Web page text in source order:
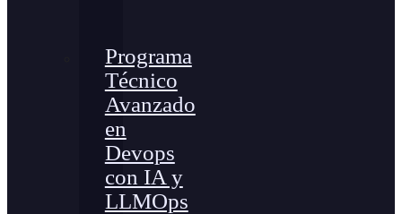
Programa
Técnico
Avanzado
en
Devops
con IA y
LLMOps